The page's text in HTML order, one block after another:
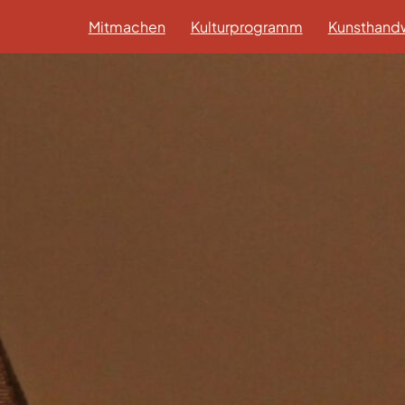
Mitmachen Kulturprogramm